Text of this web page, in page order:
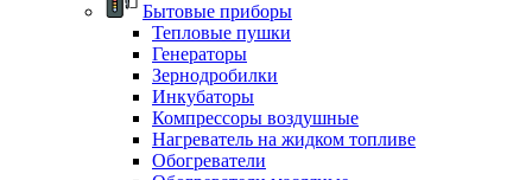
Бытовые приборы
Тепловые пушки
Генераторы
Зернодробилки
Инкубаторы
Компрессоры воздушные
Нагреватель на жидком топливе
Обогреватели